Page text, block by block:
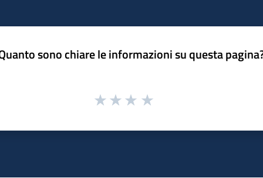
sono chiare le informazioni su questa